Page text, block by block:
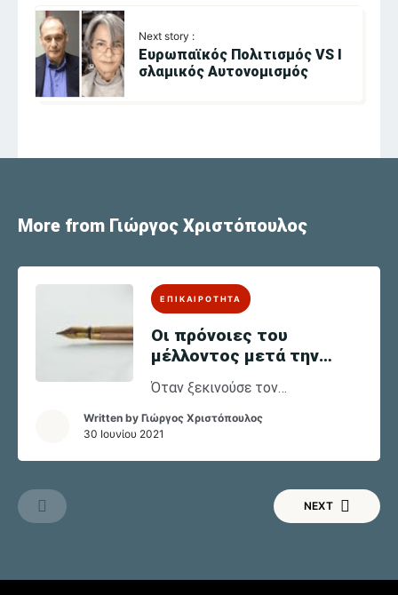
Next story :
Ευρωπαϊκός Πολιτισμός VS Ι
σλαμικός Αυτονομισμός
More from Γιώργος Χριστόπουλος
ΕΠΙΚΑΙΡΟΤΗΤΑ
Οι πρόνοιες του
μέλλοντος μετά την
πανδημία
Όταν ξεκινούσε τον
κανείς δεν μπορούσε να
Τώρα στοιχειωδώς μπορεί, από
τις συνέπειες που έχουν
πραγμάτων συγκινησιακά
Written by Γιώργος Χριστόπουλος
30 Ιουνίου 2021
NEXT